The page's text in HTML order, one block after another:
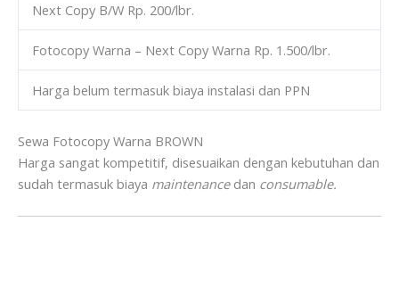
Next Copy B/W Rp. 200/lbr.
Fotocopy Warna – Next Copy Warna Rp. 1.500/lbr.
Harga belum termasuk biaya instalasi dan PPN
Sewa Fotocopy Warna BROWN
Harga sangat kompetitif, disesuaikan dengan kebutuhan dan
sudah termasuk biaya maintenancedan consumable.